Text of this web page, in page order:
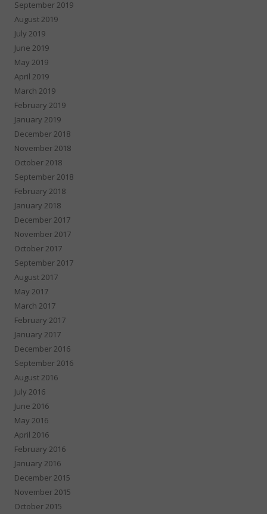
September 2019
August 2019
July 2019
June 2019
May 2019
April 2019
March 2019
February 2019
January 2019
December 2018
November 2018
October 2018
September 2018
February 2018
January 2018
December 2017
November 2017
October 2017
September 2017
August 2017
May 2017
March 2017
February 2017
January 2017
December 2016
September 2016
August 2016
July 2016
June 2016
May 2016
April 2016
February 2016
January 2016
December 2015
November 2015
October 2015